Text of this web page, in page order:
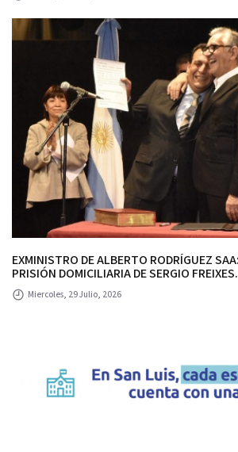
EXMINISTRO DE ALBERTO RODRÍGUEZ SAA: RECHAZARON LA
PRISIÓN DOMICILIARIA DE SERGIO FREIXES.
Miercoles, 29 Julio, 2026